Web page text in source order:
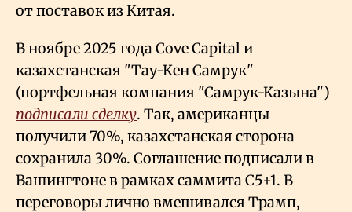
от поставок из Китая.
В ноябре 2025 года Cove Capital и
казахстанская "Тау-Кен Самрук"
(портфельная компания "Самрук-Казына")
подписали сделку. Так, американцы
получили 70%, казахстанская сторона
сохранила 30%. Соглашение подписали в
Вашингтоне в рамках саммита С5+1. В
переговоры лично вмешивался Трамп,